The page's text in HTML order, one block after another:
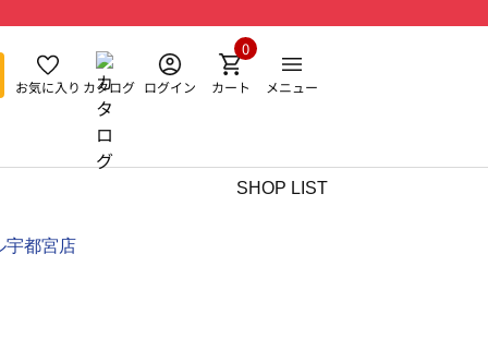
お気に入り カタログ ログイン カート
0
メニュー
SHOP LIST
宇都宮店